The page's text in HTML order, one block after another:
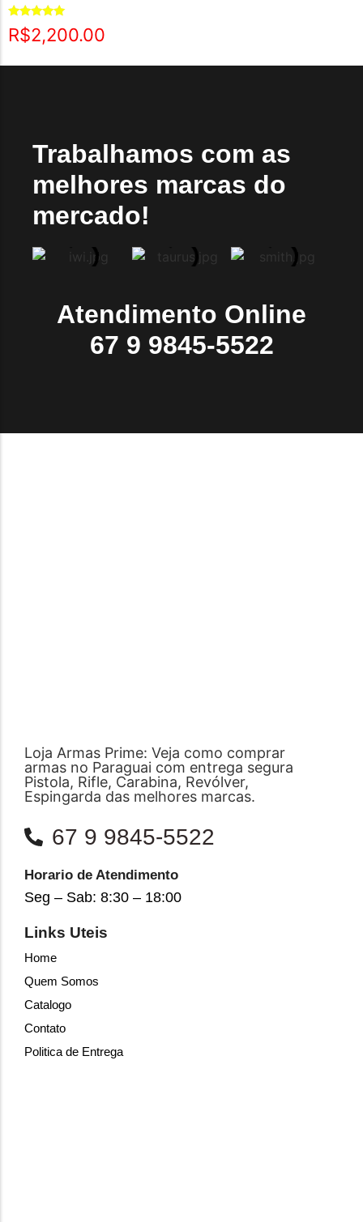
Avaliação
5.00
R$2,200.00
Trabalhamos com as
melhores marcas do
mercado!
Atendimento Online
67 9 9845-5522
Loja Armas Prime: Veja como comprar
armas no Paraguai com entrega segura
Pistola, Rifle, Carabina, Revólver,
Espingarda das melhores marcas.
67 9 9845-5522
Horario de Atendimento
Seg – Sab: 8:30 – 18:00
Links Uteis
Home
Quem Somos
Catalogo
Contato
Politica de Entrega